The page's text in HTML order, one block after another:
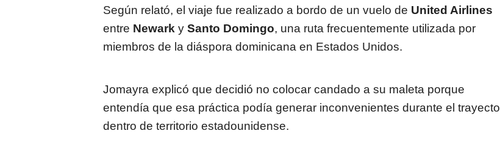
Según relató, el viaje fue realizado a bordo de un vuelo de United Airlines
entre Newark y Santo Domingo, una ruta frecuentemente utilizada por
miembros de la diáspora dominicana en Estados Unidos.
Jomayra explicó que decidió no colocar candado a su maleta porque
entendía que esa práctica podía generar inconvenientes durante el trayecto
dentro de territorio estadounidense.